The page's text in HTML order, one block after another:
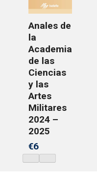
Anales de
la
Academia
de las
Ciencias
y las
Artes
Militares
2024 –
2025
€6